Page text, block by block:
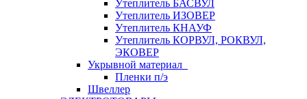
Утеплитель БАСВУЛ
Утеплитель ИЗОВЕР
Утеплитель КНАУФ
Утеплитель КОРВУЛ, РОКВУЛ,
ЭКОВЕР
Укрывной материал
Пленки п/э
Швеллер